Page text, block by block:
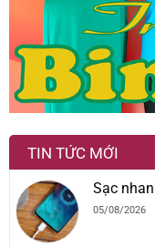
TIN TỨC MỚI
Sạc
05/08/2026